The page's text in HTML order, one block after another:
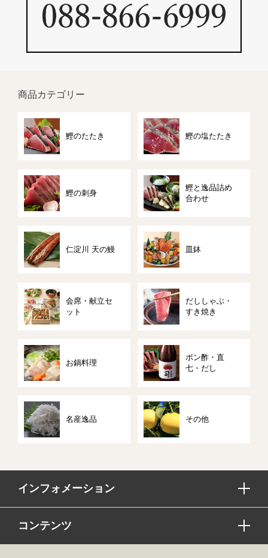
商品カテゴリー
鰹のたたき 鰹の塩たたき
鰹の刺身
鰹と逸品詰め
合わせ
仁淀川 天の鰻 皿鉢
会席・献立セ
ット
だししゃぶ・
すき焼き
お鍋料理
ポン酢・直
七・だし
名産逸品 その他
インフォメーション
コンテンツ